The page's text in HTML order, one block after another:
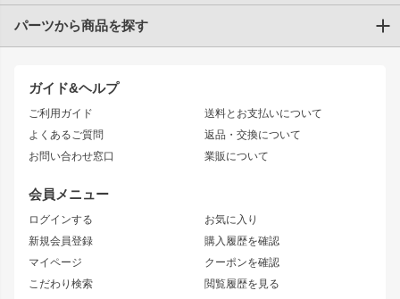
ガイド&ヘルプ
ご利用ガイド
よくあるご質問
お問い合わせ窓口
送料とお支払いについて
返品・交換について
業販について
会員メニュー
ログインする
新規会員登録
マイページ
こだわり検索
お気に入り
購入履歴を確認
クーポンを確認
閲覧履歴を見る
トヨタ
JZX90 CHASER
JZX110 MARK II
JZX100 MARK II
JZX90 MARK II
トレノ
マークX
アリスト
ソアラ
アルテッツァ
ニッサン
S15 シルビア
ワンビア
パーツから商品を探す
エアロシリーズ
ドリフトライン
風神
雷神
レーシングライン
アタックライン
ストリームライン